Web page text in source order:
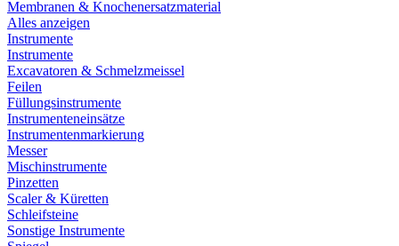
Membranen & Knochenersatzmaterial
Alles anzeigen
Instrumente
Instrumente
Excavatoren & Schmelzmeissel
Feilen
Füllungsinstrumente
Instrumenteneinsätze
Instrumentenmarkierung
Messer
Mischinstrumente
Pinzetten
Scaler & Küretten
Schleifsteine
Sonstige Instrumente